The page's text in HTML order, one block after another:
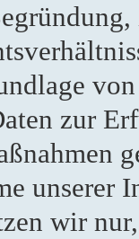
zur
unserer
wir